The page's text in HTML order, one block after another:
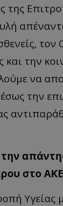
της
τον
και την
να
την
στο
Υγείας